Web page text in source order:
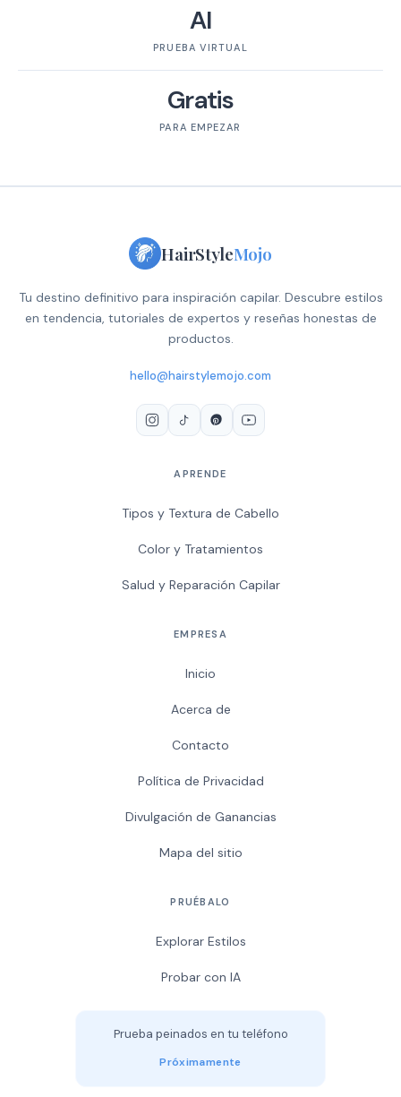
AI
PRUEBA VIRTUAL
Gratis
PARA EMPEZAR
HairStyleMojo
Tu destino definitivo para inspiración capilar. Descubre estilos
en tendencia, tutoriales de expertos y reseñas honestas de
productos.
hello@hairstylemojo.com
APRENDE
Tipos y Textura de Cabello
Color y Tratamientos
Salud y Reparación Capilar
EMPRESA
Inicio
Acerca de
Contacto
Política de Privacidad
Divulgación de Ganancias
Mapa del sitio
PRUÉBALO
Explorar Estilos
Probar con IA
Prueba peinados en tu teléfono
Próximamente